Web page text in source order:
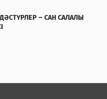
– САН САЛАЛЫ